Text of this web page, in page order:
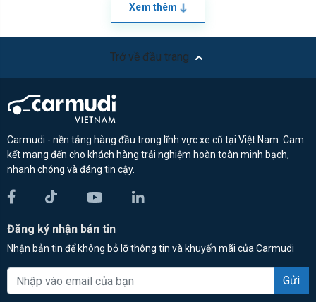
Xem thêm
Trở về đầu trang
Carmudi - nền tảng hàng đầu trong lĩnh vực xe cũ tại Việt Nam. Cam
kết mang đến cho khách hàng trải nghiệm hoàn toàn minh bạch,
nhanh chóng và đáng tin cậy.
Đăng ký nhận bản tin
Nhận bản tin để không bỏ lỡ thông tin và khuyến mãi của Carmudi
Gửi